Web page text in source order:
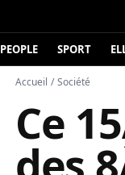
PEOPLE SPORT
Accueil / Société
Ce